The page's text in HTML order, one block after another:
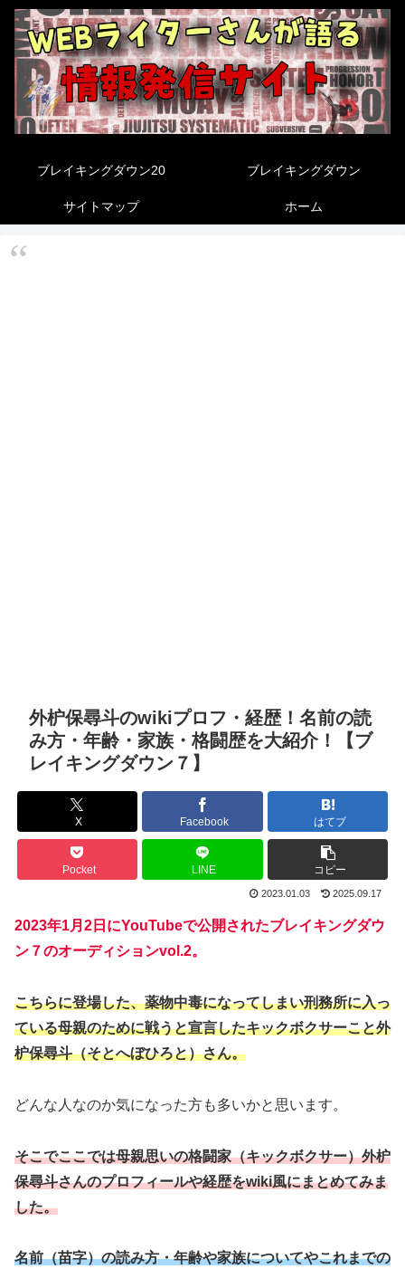
ブレイキングダウン20 ブレイキングダウン
サイトマップ ホーム
外枦保尋斗のwikiプロフ・経歴！名前の読
み方・年齢・家族・格闘歴を大紹介！【ブ
レイキングダウン７】
X Facebook はてブ
Pocket LINE コピー
2023.01.03 2025.09.17
2023年1月2日にYouTubeで公開されたブレイキングダウ
ン７のオーディションvol.2。
こちらに登場した、薬物中毒になってしまい刑務所に入っ
ている母親のために戦うと宣言したキックボクサーこと外
枦保尋斗（そとへぼひろと）さん。
どんな人なのか気になった方も多いかと思います。
そこでここでは母親思いの格闘家（キックボクサー）外枦
保尋斗さんのプロフィールや経歴をwiki風にまとめてみま
した。
名前（苗字）の読み方・年齢や家族についてやこれまでの